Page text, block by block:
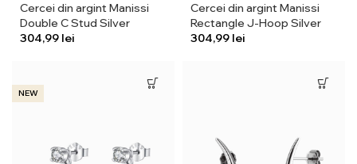
Cercei din argint Manissi
Double C Stud Silver
lei
Cercei din argint Manissi
Rectangle J-Hoop Silver
lei
NEW